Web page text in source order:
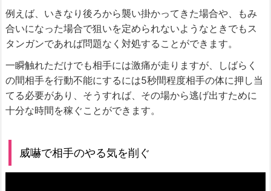
例えば、いきなり後ろから襲い掛かってきた場合や、もみ
合いになった場合で狙いを定められないようなときでもス
タンガンであれば問題なく対処することができます。
一瞬触れただけでも相手には激痛が走りますが、しばらく
の間相手を行動不能にするには5秒間程度相手の体に押し当
てる必要があり、そうすれば、その場から逃げ出すために
十分な時間を稼ぐことができます。
威嚇で相手のやる気を削ぐ